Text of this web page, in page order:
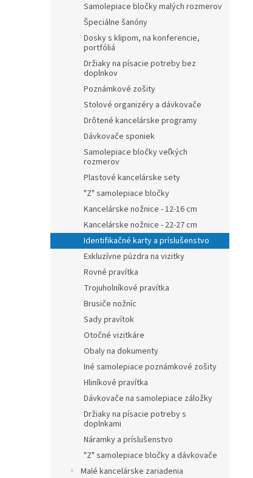
Samolepiace bločky malých rozmerov
Špeciálne šanóny
Dosky s klipom, na konferencie,
portfóliá
Držiaky na písacie potreby bez
doplnkov
Poznámkové zošity
Stolové organizéry a dávkovače
Drôtené kancelárske programy
Dávkovače sponiek
Samolepiace bločky veľkých
rozmerov
Plastové kancelárske sety
"Z" samolepiace bločky
Kancelárske nožnice - 12-16 cm
Kancelárske nožnice - 22-27 cm
Identifikačné karty a príslušenstvo
Exkluzívne púzdra na vizitky
Rovné pravítka
Trojuholníkové pravítka
Brusiče nožníc
Sady pravítok
Otočné vizitkáre
Obaly na dokumenty
Iné samolepiace poznámkové zošity
Hliníkové pravítka
Dávkovače na samolepiace záložky
Držiaky na písacie potreby s
doplnkami
Náramky a príslušenstvo
"Z" samolepiace bločky a dávkovače
Malé kancelárske zariadenia